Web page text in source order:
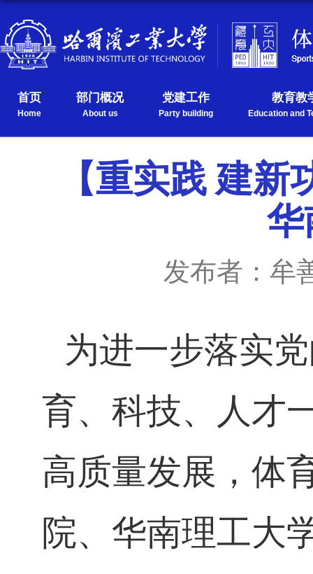
首页
Home
部门概况
About us
党建工作
Party building
教育教
Education and
【重实践 建
华
发布者：牟
为进一步落实
育、科技、人才
高质量发展，体
院、华南理工大